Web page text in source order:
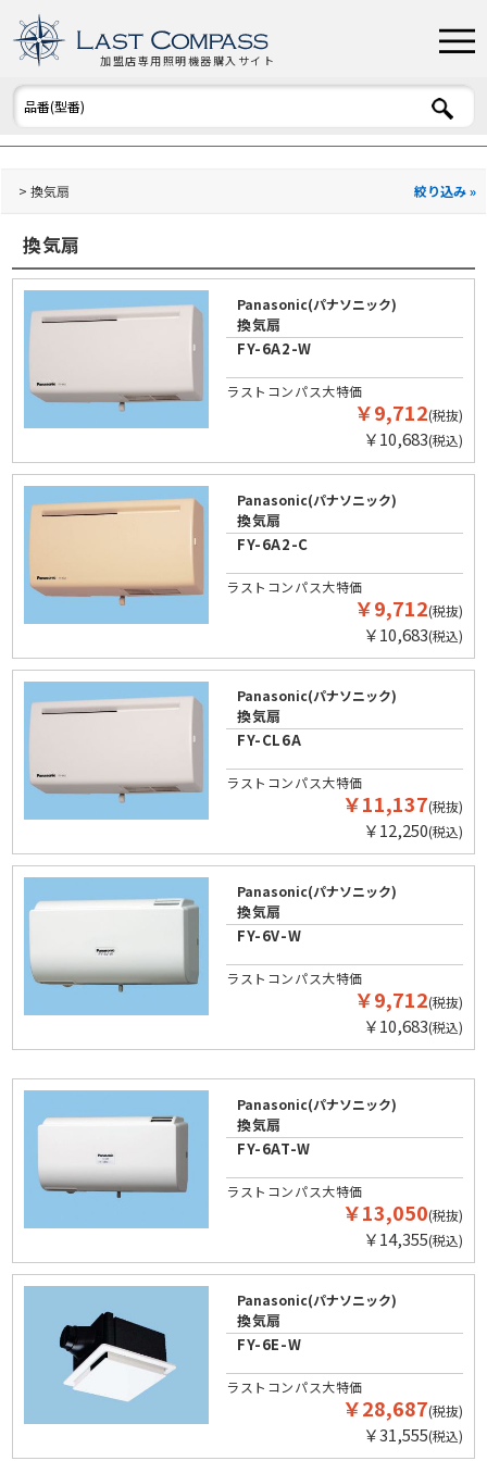
加盟店専用照明機器購入サイト
換気扇 絞り込み »
換気扇
Panasonic(パナソニック)
換気扇
FY-6A2-W
ラストコンパス大特価
￥9,712(税抜)
￥10,683(税込)
Panasonic(パナソニック)
換気扇
FY-6A2-C
ラストコンパス大特価
￥9,712(税抜)
￥10,683(税込)
Panasonic(パナソニック)
換気扇
FY-CL6A
ラストコンパス大特価
￥11,137(税抜)
￥12,250(税込)
Panasonic(パナソニック)
換気扇
FY-6V-W
ラストコンパス大特価
￥9,712(税抜)
￥10,683(税込)
Panasonic(パナソニック)
換気扇
FY-6AT-W
ラストコンパス大特価
￥13,050(税抜)
￥14,355(税込)
Panasonic(パナソニック)
換気扇
FY-6E-W
ラストコンパス大特価
￥28,687(税抜)
￥31,555(税込)